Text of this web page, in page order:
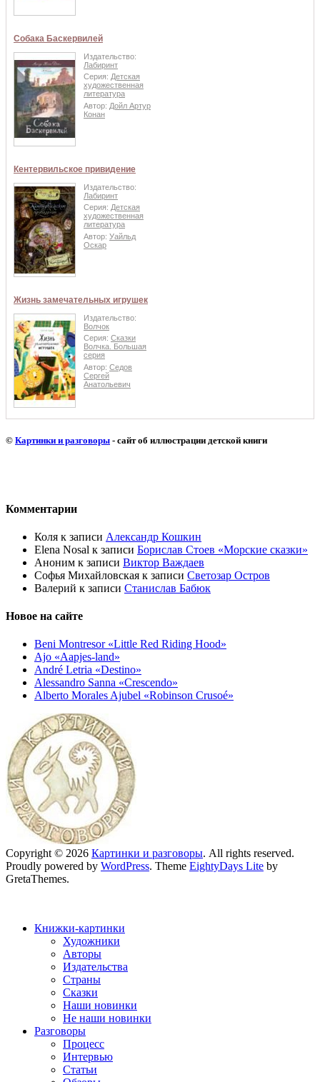
Собака Баскервилей
Издательство:
Лабиринт
Серия: Детская
художественная
литература
Автор: Дойл Артур
Конан
Кентервильское привидение
Издательство:
Лабиринт
Серия: Детская
художественная
литература
Автор: Уайльд
Оскар
Жизнь замечательных игрушек
Издательство:
Волчок
Серия: Сказки
Волчка. Большая
серия
Автор: Седов
Сергей
Анатольевич
© Картинки и разговоры - сайт об иллюстрации детской книги
Комментарии
Коля к записи Александр Кошкин
Elena Nosal к записи Борислав Стоев «Морские сказки»
Аноним к записи Виктор Важдаев
Софья Михайловская к записи Светозар Остров
Валерий к записи Станислав Бабюк
Новое на сайте
Beni Montresor «Little Red Riding Hood»
Ajo «Aapjes-land»
André Letria «Destino»
Alessandro Sanna «Crescendo»
Alberto Morales Ajubel «Robinson Crusoé»
Copyright © 2026 Картинки и разговоры. All rights reserved.
Proudly powered by WordPress. Theme EightyDays Lite by
GretaThemes.
Книжки-картинки
Художники
Авторы
Издательства
Страны
Сказки
Наши новинки
Не наши новинки
Разговоры
Процесс
Интервью
Статьи